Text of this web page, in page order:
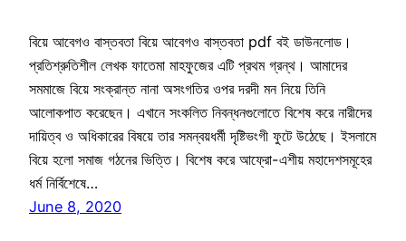
বিয়ে আবেগও বাস্তবতা বিয়ে আবেগও বাস্তবতা pdf বই ডাউনলোড।
প্রতিশ্রুতিশীল লেখক ফাতেমা মাহফুজের এটি প্রথম গ্রন্থ। আমাদের
সমমাজে বিয়ে সংক্রান্ত নানা অসংগতির ওপর দরদী মন নিয়ে তিনি
আলোকপাত করেছেন। এখানে সংকলিত নিবন্ধনগুলোতে বিশেষ করে নারীদের
দায়িত্ব ও অধিকারের বিষয়ে তার সমন্বয়ধর্মী দৃষ্টিভংগী ফুটে উঠেছে। ইসলামে
বিয়ে হলো সমাজ গঠনের ভিত্তি। বিশেষ করে আফ্রো-এশীয় মহাদেশসমূহের
ধর্ম নির্বিশেষে…
June 8, 2020